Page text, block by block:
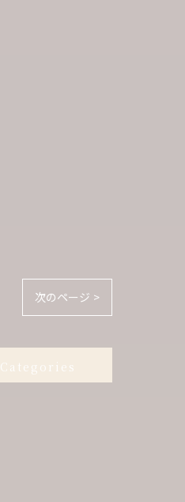
次のページ >
Categories